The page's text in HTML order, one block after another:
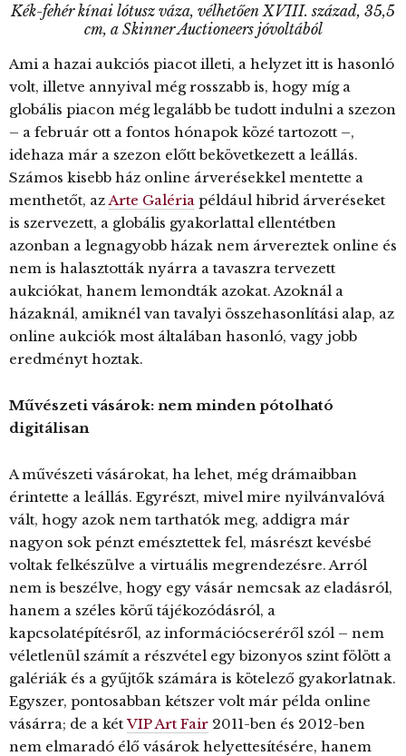
Kék-fehér kínai lótusz váza, vélhetően XVIII. század, 35,5
cm, a Skinner Auctioneers jóvoltából
Ami a hazai aukciós piacot illeti, a helyzet itt is hasonló
volt, illetve annyival még rosszabb is, hogy míg a
globális piacon még legalább be tudott indulni a szezon
– a február ott a fontos hónapok közé tartozott –,
idehaza már a szezon előtt bekövetkezett a leállás.
Számos kisebb ház online árverésekkel mentette a
menthetőt, az Arte Galéria például hibrid árveréseket
is szervezett, a globális gyakorlattal ellentétben
azonban a legnagyobb házak nem árvereztek online és
nem is halasztották nyárra a tavaszra tervezett
aukciókat, hanem lemondták azokat. Azoknál a
házaknál, amiknél van tavalyi összehasonlítási alap, az
online aukciók most általában hasonló, vagy jobb
eredményt hoztak.
Művészeti vásárok: nem minden pótolható
digitálisan
A művészeti vásárokat, ha lehet, még drámaibban
érintette a leállás. Egyrészt, mivel mire nyilvánvalóvá
vált, hogy azok nem tarthatók meg, addigra már
nagyon sok pénzt emésztettek fel, másrészt kevésbé
voltak felkészülve a virtuális megrendezésre. Arról
nem is beszélve, hogy egy vásár nemcsak az eladásról,
hanem a széles körű tájékozódásról, a
kapcsolatépítésről, az információcseréről szól – nem
véletlenül számít a részvétel egy bizonyos szint fölött a
galériák és a gyűjtők számára is kötelező gyakorlatnak.
Egyszer, pontosabban kétszer volt már példa online
vásárra; de a kétVIP Art Fair 2011-ben és 2012-ben
nem elmaradó élő vásárok helyettesítésére, hanem